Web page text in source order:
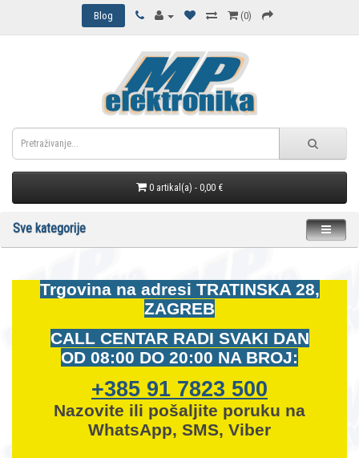
Blog (0)
0 artikal(a) - 0,00 €
Sve kategorije
Trgovina na adresi TRATINSKA 28,
ZAGREB
CALL CENTAR RADI SVAKI DAN
OD 08:00 DO 20:00 NA BROJ:
+385 91 7823 500
Nazovite ili pošaljite poruku na
WhatsApp, SMS, Viber